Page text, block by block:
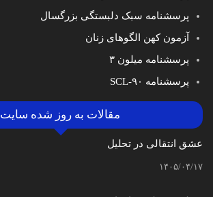
پرسشنامه سبک دلبستگی بزرگسال
آزمون کهن الگوهای زنان
پرسشنامه میلون ۳
پرسشنامه SCL-۹۰
مقالات به روز شده سایت
عشق انتقالی در تحلیل
۱۴۰۵/۰۴/۱۷